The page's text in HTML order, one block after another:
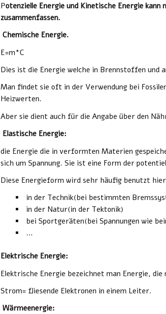
Potenzielle Energie und Kinetische Energie kann
zusammenfassen.
Chemische Energie.
E=m*C
Dies ist die Energie welche in Brennstoffen und
Man findet sie oft in der Verwendung bei
Heizwerten.
Aber sie dient auch für die Angabe über den
Elastische Energie:
die Energie die in verformten Materien
sich um Spannung. Sie ist eine Form der
Diese Energieform wird sehr häufig benutzt
in der Technik(bei bestimmten
in der Natur(in der Tektonik)
bei Sportgeräten(bei Spannungen wie
…
Elektrische Energie:
Elektrische Energie bezeichnet man Energie,
Strom= fliesende Elektronen in einem Leiter.
Wärmeenergie: